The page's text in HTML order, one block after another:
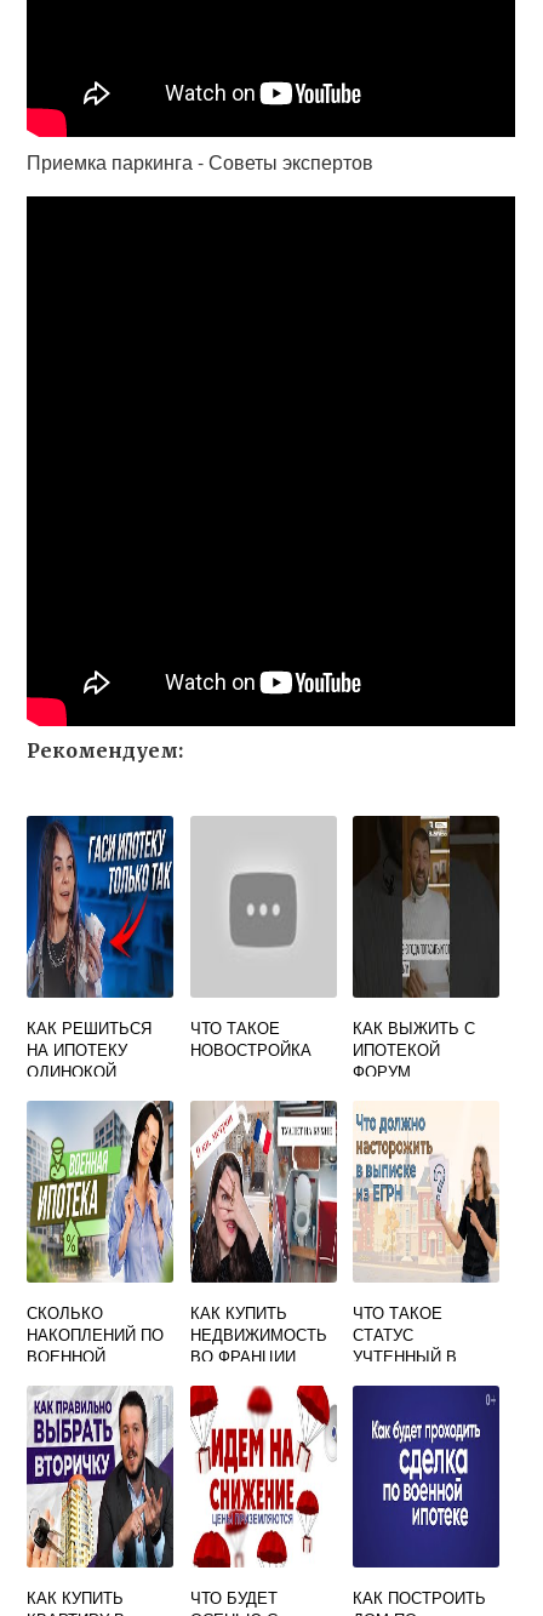
Приемка паркинга - Советы экспертов
Рекомендуем:
КАК РЕШИТЬСЯ
НА ИПОТЕКУ
ОДИНОКОЙ
ЧТО ТАКОЕ
НОВОСТРОЙКА
КАК ВЫЖИТЬ С
ИПОТЕКОЙ
ФОРУМ
СКОЛЬКО
НАКОПЛЕНИЙ ПО
ВОЕННОЙ
СЕЙЧАС КАК
УЗНАТЬ
КАК КУПИТЬ
НЕДВИЖИМОСТЬ
ВО ФРАНЦИИ
ЧТО ТАКОЕ
СТАТУС
УЧТЕННЫЙ В
НЕДВИЖИМОСТИ
КАК КУПИТЬ
ЧТО БУДЕТ
КАК ПОСТРОИТЬ